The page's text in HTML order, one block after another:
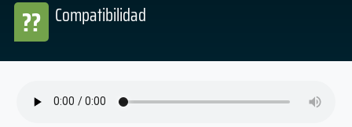
Compatibilidad
??